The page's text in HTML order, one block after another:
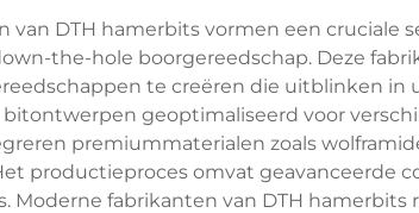
van DTH hamerbits vormen een
the-hole boorgereedschap. Deze
te creëren die uitblinken
geoptimaliseerd voor
premiummaterialen zoals
productieproces omvat
Moderne fabrikanten van DTH